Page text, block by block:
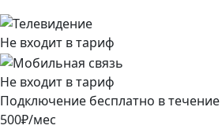
Не входит в тариф
Не входит в тариф
Подключение бесплатно в течение
500₽/мес